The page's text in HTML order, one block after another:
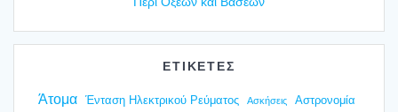
ΕΤΙΚΕΤΕΣ
Άτομα Ένταση Ηλεκτρικού Ρεύματος Ασκήσεις
Αστρονομία